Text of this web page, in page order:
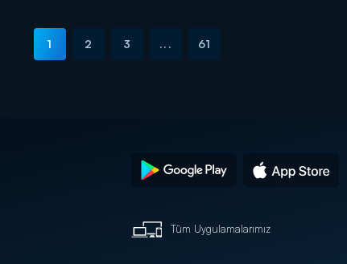
1 2 3 ... 61
Tüm Uygulamalarımız